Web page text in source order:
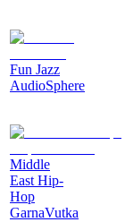
Fun Jazz
AudioSphere
Middle
East Hip-
Hop
GarnaVutka